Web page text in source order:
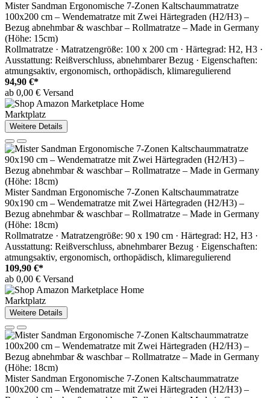
Mister Sandman Ergonomische 7-Zonen Kaltschaummatratze
100x200 cm – Wendematratze mit Zwei Härtegraden (H2/H3) –
Bezug abnehmbar & waschbar – Rollmatratze – Made in Germany
(Höhe: 15cm)
Rollmatratze · Matratzengröße: 100 x 200 cm · Härtegrad: H2, H3 ·
Ausstattung: Reißverschluss, abnehmbarer Bezug · Eigenschaften:
atmungsaktiv, ergonomisch, orthopädisch, klimaregulierend
94,90 €*
ab 0,00 € Versand
Marktplatz
Weitere Details
Mister Sandman Ergonomische 7-Zonen Kaltschaummatratze
90x190 cm – Wendematratze mit Zwei Härtegraden (H2/H3) –
Bezug abnehmbar & waschbar – Rollmatratze – Made in Germany
(Höhe: 18cm)
Rollmatratze · Matratzengröße: 90 x 190 cm · Härtegrad: H2, H3 ·
Ausstattung: Reißverschluss, abnehmbarer Bezug · Eigenschaften:
atmungsaktiv, ergonomisch, orthopädisch, klimaregulierend
109,90 €*
ab 0,00 € Versand
Marktplatz
Weitere Details
Mister Sandman Ergonomische 7-Zonen Kaltschaummatratze
100x200 cm – Wendematratze mit Zwei Härtegraden (H2/H3) –